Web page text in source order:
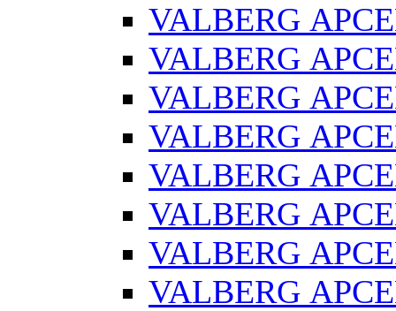
VALBERG
VALBERG
VALBERG
VALBERG
VALBERG
VALBERG
VALBERG
VALBERG